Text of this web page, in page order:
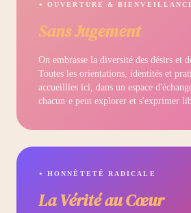
⋆ OUVERTURE &
Sans Jugement
On embrasse la diversité des désirs et
Toutes les orientations, identités et
accueillies ici, dans un espace
chacun·e peut explorer et s'exprimer
⋆ HONNÊTETÉ RADICALE
La Vérité au Cœur